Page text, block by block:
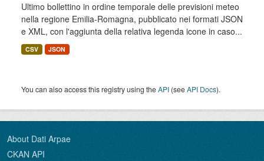
Ultimo bollettino in ordine temporale delle previsioni meteo
nella regione Emilia-Romagna, pubblicato nei formati JSON
e XML, con l'aggiunta della relativa legenda icone in caso...
CSV JSON
You can also access this registry using theAPI (seeAPI Docs).
About Dati Arpae
CKAN API